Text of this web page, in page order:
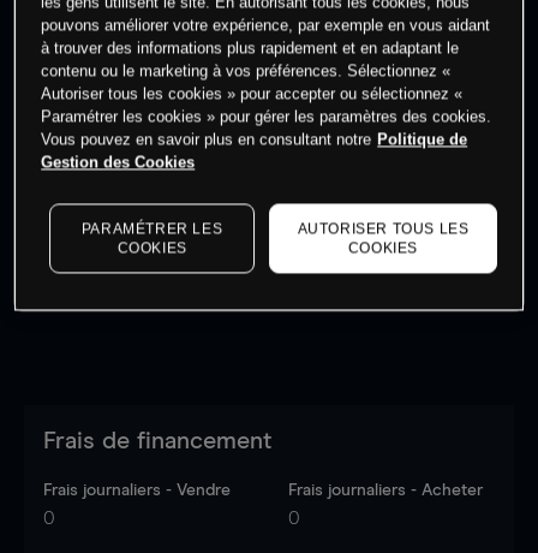
Commencez à trader
Les prix sont indicatifs.
dernières données du marché.Log into see latest
market data
Frais de financement
Frais journaliers - Vendre
0
Frais journaliers - Acheter
0
pouvons améliorer votre expérience, par exemple en vous aidant
à trouver des informations plus rapidement et en adaptant le
contenu ou le marketing à vos préférences. Sélectionnez «
Autoriser tous les cookies » pour accepter ou sélectionnez «
Paramétrer les cookies » pour gérer les paramètres des cookies.
Vous pouvez en savoir plus en consultant notre Politique de
Gestion des Cookies
PARAMÉTRER LES
COOKIES
AUTORISER TOUS LES
COOKIES